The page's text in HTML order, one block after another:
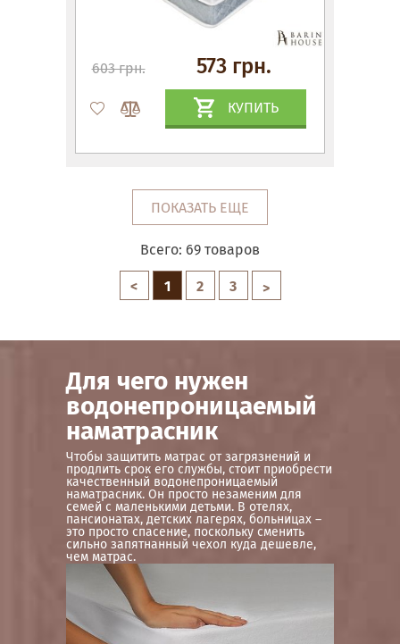
603 грн. 573 грн.
КУПИТЬ
ПОКАЗАТЬ ЕЩЕ
Всего: 69 товаров
< 1 2 3 >
Для чего нужен
водонепроницаемый
наматрасник
Чтобы защитить матрас от загрязнений и
продлить срок его службы, стоит приобрести
качественный водонепроницаемый
наматрасник. Он просто незаменим для
семей с маленькими детьми. В отелях,
пансионатах, детских лагерях, больницах –
это просто спасение, поскольку сменить
сильно запятнанный чехол куда дешевле,
чем матрас.